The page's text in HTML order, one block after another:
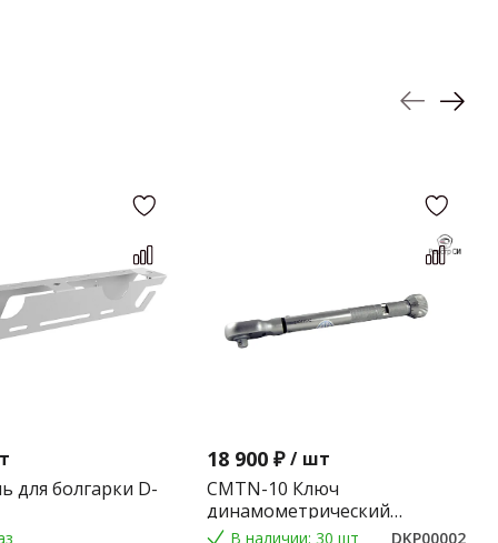
для болгарки D-
18 900 ₽ / шт
CMTN-10 Ключ
динамометрический
предельного типа 2-10 Nm.
В наличии: 30 шт
DKP00002